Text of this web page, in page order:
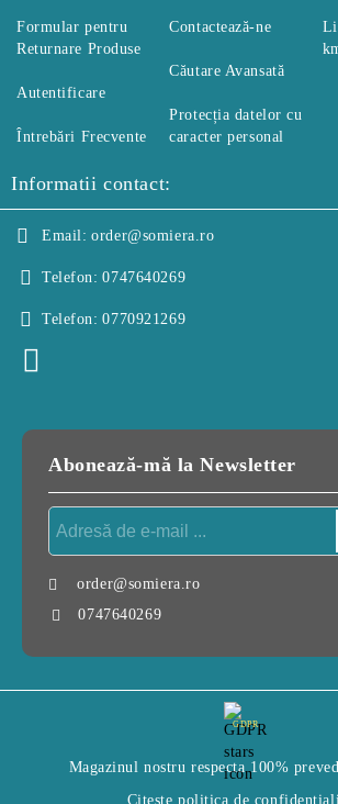
Formular pentru
Returnare Produse
Autentificare
Întrebări Frecvente
Contactează-ne
Căutare Avansată
Protecția datelor cu
caracter personal
Informatii contact:
Email: order@somiera.ro
Telefon: 0747640269
Telefon: 0770921269
Abonează-mă la Newsletter
order@somiera.ro
0747640269
GDPR
Magazinul nostru respecta 100%
Citeste politica de